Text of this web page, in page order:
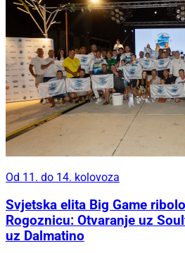
Od 11. do 14. kolovoza
Svjetska elita Big Game
Rogoznicu: Otvaranje uz
uz Dalmatino